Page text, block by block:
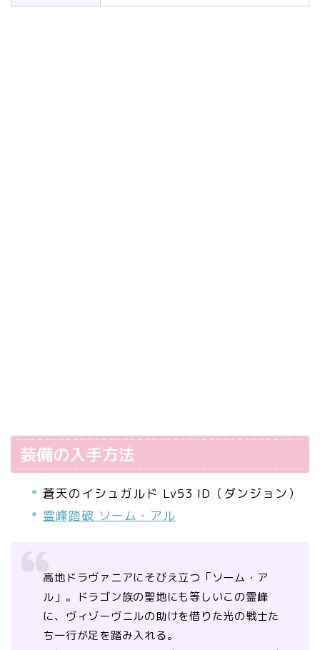
装備の入手方法
蒼天のイシュガルド Lv53 ID（ダンジョン）
霊峰踏破 ソーム・アル
高地ドラヴァニアにそびえ立つ「ソーム・ア
ル」。ドラゴン族の聖地にも等しいこの霊峰
に、ヴィゾーヴニルの助けを借りた光の戦士た
ち一行が足を踏み入れる。